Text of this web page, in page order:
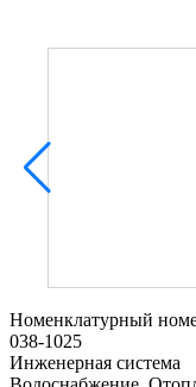
Номенклатурный
038-1025
Инженерная система